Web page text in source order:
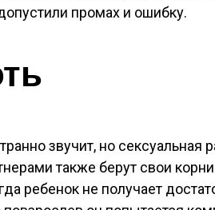
промах и ошибку.
звучит, но
также берут свои
ребенок не получает